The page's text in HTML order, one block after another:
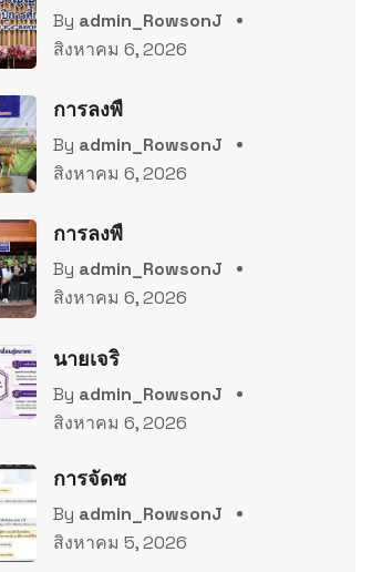
By admin_RowsonJ
สิงหาคม 6, 2026
การลงพื
By admin_RowsonJ
สิงหาคม 6, 2026
การลงพื
By admin_RowsonJ
สิงหาคม 6, 2026
นายเจริ
By admin_RowsonJ
สิงหาคม 6, 2026
การจัดซ
By admin_RowsonJ
สิงหาคม 5, 2026